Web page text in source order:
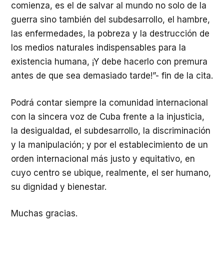
comienza, es el de salvar al mundo no solo de la
guerra sino también del subdesarrollo, el hambre,
las enfermedades, la pobreza y la destrucción de
los medios naturales indispensables para la
existencia humana, ¡Y debe hacerlo con premura
antes de que sea demasiado tarde!”- fin de la cita.
Podrá contar siempre la comunidad internacional
con la sincera voz de Cuba frente a la injusticia,
la desigualdad, el subdesarrollo, la discriminación
y la manipulación; y por el establecimiento de un
orden internacional más justo y equitativo, en
cuyo centro se ubique, realmente, el ser humano,
su dignidad y bienestar.
Muchas gracias.